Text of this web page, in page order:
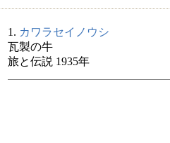
1. カワラセイノウシ
瓦製の牛
旅と伝説 1935年